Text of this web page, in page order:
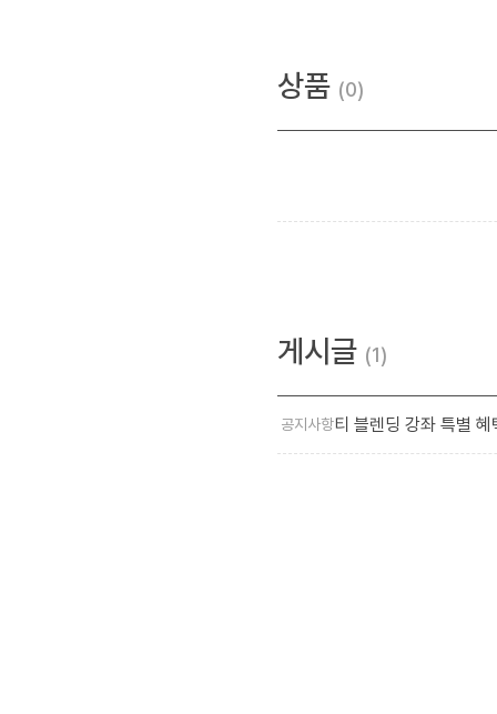
상품 0
게시글 1
공지사항티 블렌딩 강좌 특별